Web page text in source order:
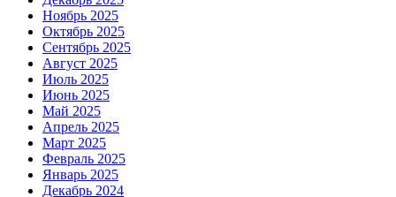
Ноябрь 2025
Октябрь 2025
Сентябрь 2025
Август 2025
Июль 2025
Июнь 2025
Май 2025
Апрель 2025
Март 2025
Февраль 2025
Январь 2025
Декабрь 2024